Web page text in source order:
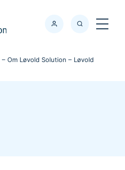
SøkMeny
– Om Løvold Solution – Løvold